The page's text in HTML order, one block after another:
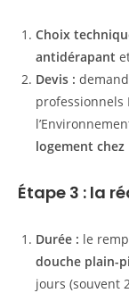
Choix
antidérapant
Devis :
professionnels
logement chez
Étape 3 : la
Durée : le
douche plain-
jours (souvent